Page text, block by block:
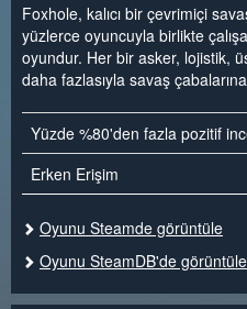
Foxhole, kalıcı bir çevrimiçi
yüzlerce oyuncuyla birlikte
oyundur. Her bir asker, lojistik,
daha fazlasıyla savaş
Yüzde %80'den fazla pozitif
Erken Erişim
Oyunu Steamde görüntüle
Oyunu SteamDB'de görüntüle